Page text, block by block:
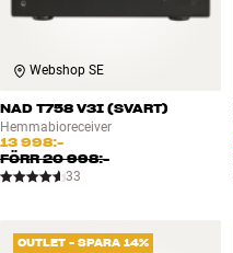
Webshop SE
NAD T758 V3I (SVART)
Hemmabioreceiver
13 998:-
FÖRR20 998:-
33
OUTLET - SPARA 14%